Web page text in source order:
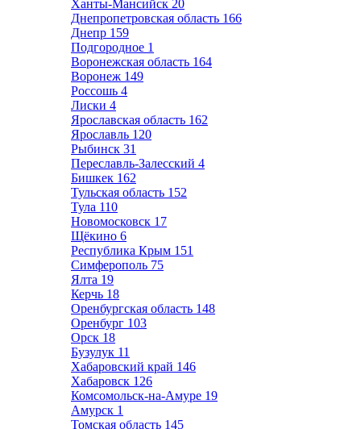
Ханты-Мансийск 20
Днепропетровская область 166
Днепр 159
Подгородное 1
Воронежская область 164
Воронеж 149
Россошь 4
Лиски 4
Ярославская область 162
Ярославль 120
Рыбинск 31
Переславль-Залесский 4
Бишкек 162
Тульская область 152
Тула 110
Новомосковск 17
Щёкино 6
Республика Крым 151
Симферополь 75
Ялта 19
Керчь 18
Оренбургская область 148
Оренбург 103
Орск 18
Бузулук 11
Хабаровский край 146
Хабаровск 126
Комсомольск-на-Амуре 19
Амурск 1
Томская область 145